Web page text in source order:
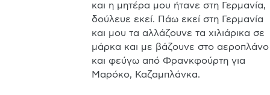
και η μητέρα μου ήτανε στη Γερμανία,
δούλευε εκεί. Πάω εκεί στη Γερμανία
και μου τα αλλάζουνε τα χιλιάρικα σε
μάρκα και με βάζουνε στο αεροπλάνο
και φεύγω από Φρανκφούρτη για
Μαρόκο, Καζαμπλάνκα.